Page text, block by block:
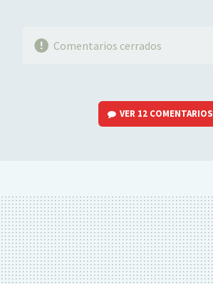
Comentarios cerrados
VER 12 COMENTARIOS